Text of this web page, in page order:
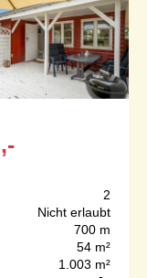
2
Nicht erlaubt
700 m
54 m²
1.003 m²